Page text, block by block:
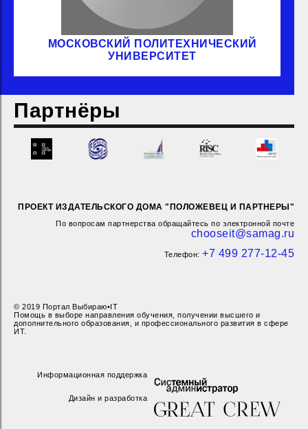
МОСКОВСКИЙ ПОЛИТЕХНИЧЕСКИЙ
УНИВЕРСИТЕТ
Партнёры
ПРОЕКТ ИЗДАТЕЛЬСКОГО ДОМА "ПОЛОЖЕВЕЦ И ПАРТНЕРЫ"
По вопросам партнерства обращайтесь по электронной почте
chooseit@samag.ru
Телефон: +7 499 277-12-45
© 2019 Портал Выбираю•IT
Помощь в выборе направления обучения, получении высшего и
дополнительного образования, и профессионального развития в сфере
ИТ.
Информационная поддержка
Дизайн и разработка